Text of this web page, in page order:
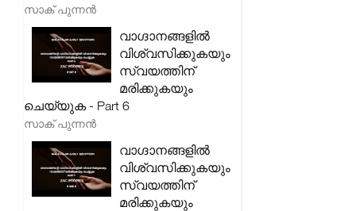
സാക് പുന്നൻ
വാഗ്ദാനങ്ങളിൽ
വിശ്വസിക്കുകയും
സ്വയത്തിന്
മരിക്കുകയും
ചെയ്യുക - Part 6
സാക് പുന്നൻ
വാഗ്ദാനങ്ങളിൽ
വിശ്വസിക്കുകയും
സ്വയത്തിന്
മരിക്കുകയും